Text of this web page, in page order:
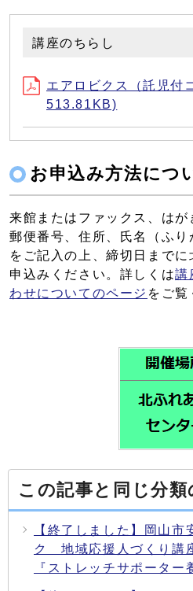
講座のちらし
エアロビクス（託児付
513.81KB)
お申込み方法につ
来館またはファックス、はが
郵便番号、住所、氏名（ふ
をご記入の上、締切日まで
申込みください。詳しくは講
わせについてのページ をご覧
この記事と同じ分類
【終了しました】岡山市
ク 地域応援人づくり講
『ストレッチサポーター